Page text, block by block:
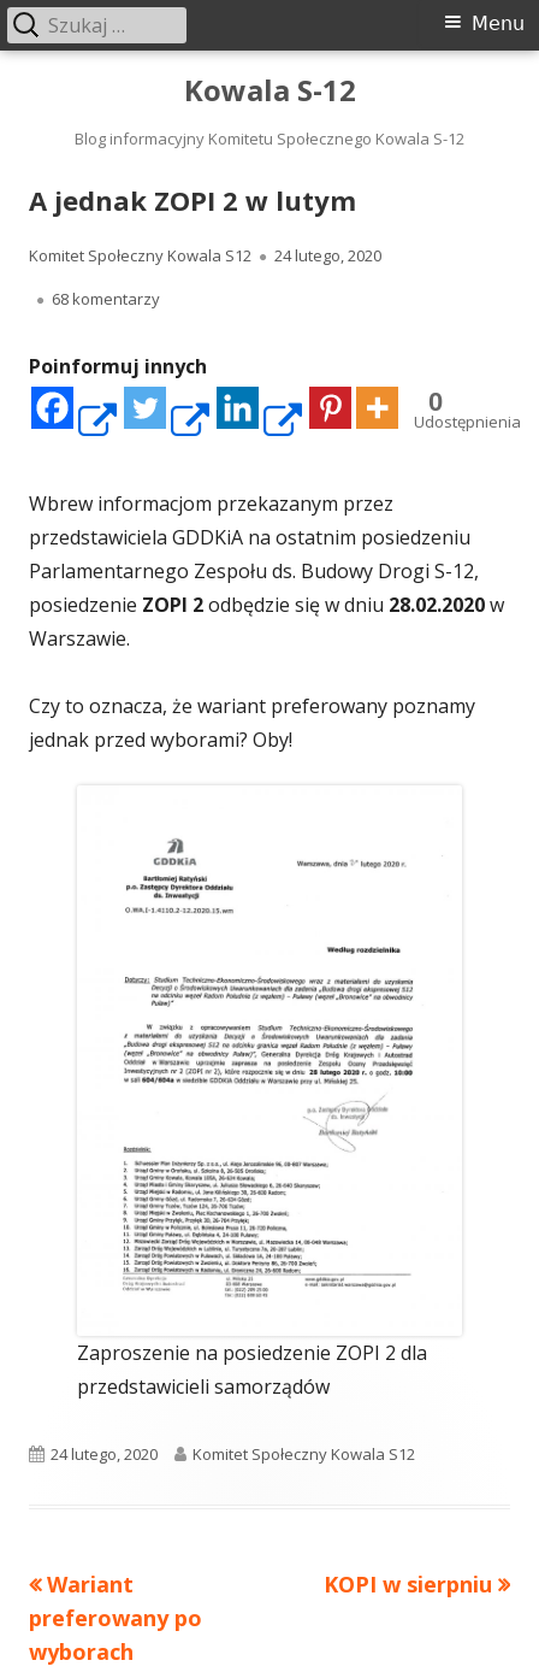
Kowala S-12
Blog informacyjny Komitetu Społecznego Kowala S-12
Menu
Menu
Szukaj:
A jednak ZOPI 2 w lutym
Autor
Komitet Społeczny Kowala S12 Opublikowano
24 lutego, 2020
68 komentarzydo A jednak ZOPI 2 w lutym
Poinformuj innych
Strona
otwiera
się
w
nowym
oknie
Strona
otwiera
się
w
nowym
oknie
Strona
otwiera
się
w
nowym
0
Udostępnienia
Wbrew informacjom przekazanym przez
przedstawiciela GDDKiA na ostatnim posiedzeniu
Parlamentarnego Zespołu ds. Budowy Drogi S-12,
posiedzenie ZOPI 2odbędzie się w dniu 28.02.2020w
Warszawie.
Czy to oznacza, że wariant preferowany poznamy
jednak przed wyborami? Oby!
Zaproszenie na posiedzenie ZOPI 2 dla
przedstawicieli samorządów
Opublikowano
24 lutego, 2020 Autor
Komitet Społeczny Kowala S12
Nawigacja
wpisu
Poprzedni
artykół
Wariant
preferowany po
wyborach
Następny
KOPI w sierpniu